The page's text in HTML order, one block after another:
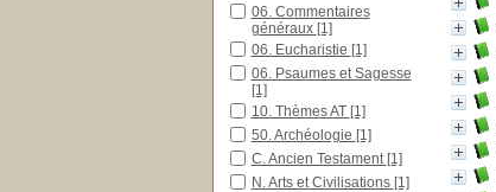
06. Commentaires
généraux [1]
06. Eucharistie [1]
06. Psaumes et Sagesse
[1]
10. Thèmes AT [1]
50. Archéologie [1]
C. Ancien Testament [1]
N. Arts et Civilisations [1]